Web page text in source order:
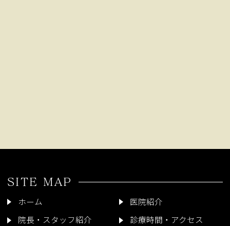
SITE MAP
ホーム
医院紹介
院長・スタッフ紹介
診療時間・アクセス